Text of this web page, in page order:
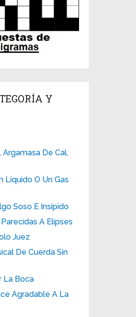
Y
De Cal,
Líquido O Un Gas
Soso E Insípido
A Elipses
Juez
De Cuerda Sin
La Boca
Agradable A La